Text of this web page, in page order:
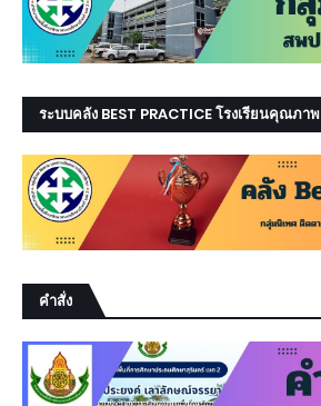
ระบบคลัง BEST PRACTICE โรงเรียนคุณภาพ
คำสั่ง